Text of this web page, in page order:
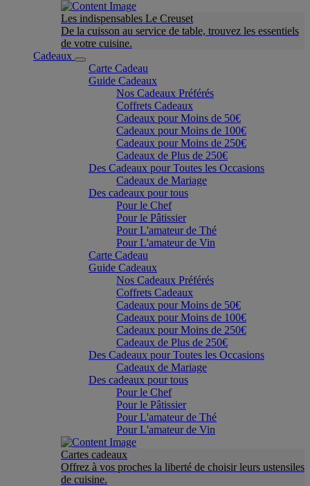
Les indispensables Le Creuset
De la cuisson au service de table, trouvez les essentiels
de votre cuisine.
Cadeaux
Carte Cadeau
Guide Cadeaux
Nos Cadeaux Préférés
Coffrets Cadeaux
Cadeaux pour Moins de 50€
Cadeaux pour Moins de 100€
Cadeaux pour Moins de 250€
Cadeaux de Plus de 250€
Des Cadeaux pour Toutes les Occasions
Cadeaux de Mariage
Des cadeaux pour tous
Pour le Chef
Pour le Pâtissier
Pour L'amateur de Thé
Pour L'amateur de Vin
Carte Cadeau
Guide Cadeaux
Nos Cadeaux Préférés
Coffrets Cadeaux
Cadeaux pour Moins de 50€
Cadeaux pour Moins de 100€
Cadeaux pour Moins de 250€
Cadeaux de Plus de 250€
Des Cadeaux pour Toutes les Occasions
Cadeaux de Mariage
Des cadeaux pour tous
Pour le Chef
Pour le Pâtissier
Pour L'amateur de Thé
Pour L'amateur de Vin
Cartes cadeaux
Offrez à vos proches la liberté de choisir leurs ustensiles
de cuisine.